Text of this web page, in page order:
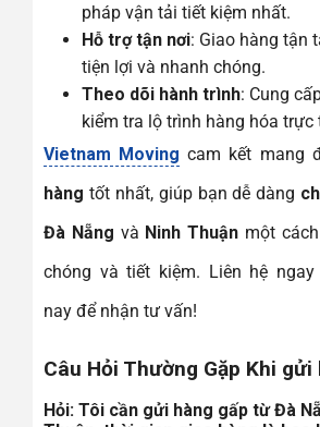
pháp vận tải tiết kiệm nhất.
Hỗ trợ tận nơi: Giao hàng tận
tiện lợi và nhanh chóng.
Theo dõi hành trình: Cung
kiểm tra lộ trình hàng hóa trực
Vietnam Moving cam kết mang
hàng tốt nhất, giúp bạn dễ dàng
Đà Nẵng và Ninh Thuận một
chóng và tiết kiệm. Liên hệ ngay
nay để nhận tư vấn!
Câu Hỏi Thường Gặp Khi gửi
Hỏi: Tôi cần gửi hàng gấp từ Đà